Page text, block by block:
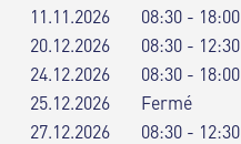
11.11.2026
08:30 - 18:00
20.12.2026
08:30 - 12:30
24.12.2026
08:30 - 18:00
25.12.2026
Fermé
27.12.2026
08:30 - 12:30